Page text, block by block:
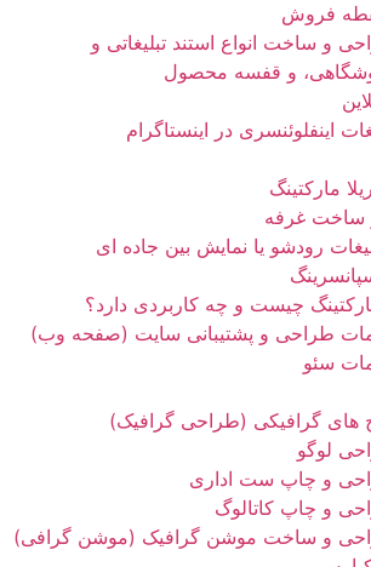
فروش
و ساخت انواع استند تبلیغاتی و
و قفسه محصول
اینفلوئنسری در اینستاگرام
مارکتینگ
ساخت غرفه
رودشو یا نمایش بین جاده ای
چیست و چه کاربردی دارد؟
طراحی و پشتیبانی سایت (صفحه وب)
سئو
های گرافیکی (طراحی گرافیک)
لوگو
و چاپ ست اداری
و چاپ کاتالوگ
و ساخت موشن گرافیک (موشن گرافی)